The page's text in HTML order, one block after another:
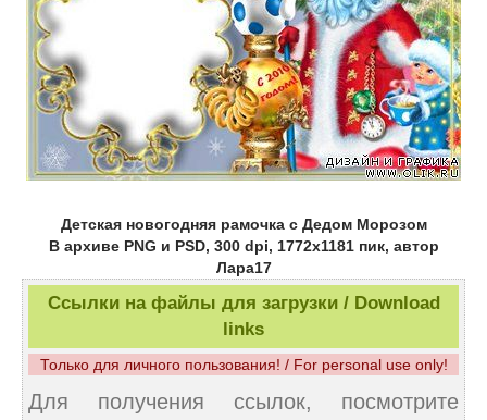
Детская новогодняя рамочка с Дедом Морозом
В архиве PNG и PSD, 300 dpi, 1772х1181 пик, автор
Лара17
Ссылки на файлы для загрузки / Download
links
Только для личного пользования! / For personal use only!
Для получения ссылок, посмотрите